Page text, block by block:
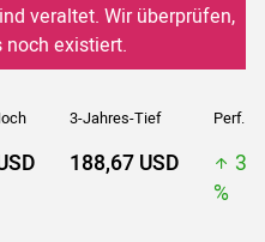
veraltet. Wir überprüfen,
noch existiert.
3-Jahres-Tief Perf. 5J
188,67 USD
%